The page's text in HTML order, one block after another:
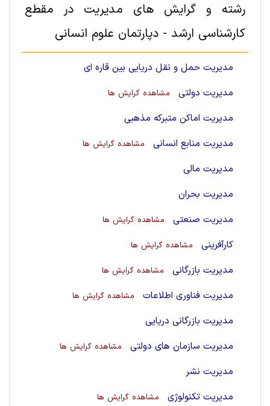
رشته و گرایش های مديريت در مقطع
کارشناسی ارشد - دپارتمان علوم انسانی
مدیریت حمل و نقل دریایی بین قاره ای
مدیریت دولتی
مشاهده گرایش ها
مدیریت اماکن متبرکه مذهبی
مدیریت منابع انسانی
مشاهده گرایش ها
مدیریت مالی
مدیریت بحران
مدیریت صنعتی
مشاهده گرایش ها
کارآفرینی مشاهده گرایش ها
مدیریت بازرگانی مشاهده گرایش ها
مدیریت فناوری اطلاعات مشاهده گرایش ها
مدیریت بازرگانی دریایی
مدیریت سازمان های دولتی
مشاهده گرایش ها
مدیریت نشر
مدیریت تکنولوژی
مشاهده گرایش ها